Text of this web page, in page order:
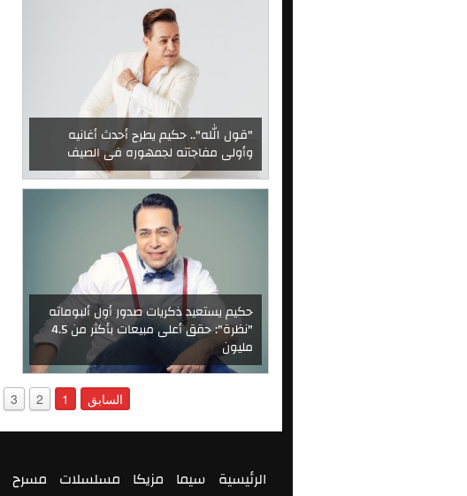
"قول الله".. حكيم يطرح أحدث أغانيه
وأولى مفاجآته لجمهوره فى الصيف
حكيم يستعيد ذكريات صدور أول ألبوماته
"نظرة": حقق أعلى مبيعات بأكثر من 4.5
مليون
السابق 1
2
3
الرئيسية سيما مزيكا مسلسلات مسرح